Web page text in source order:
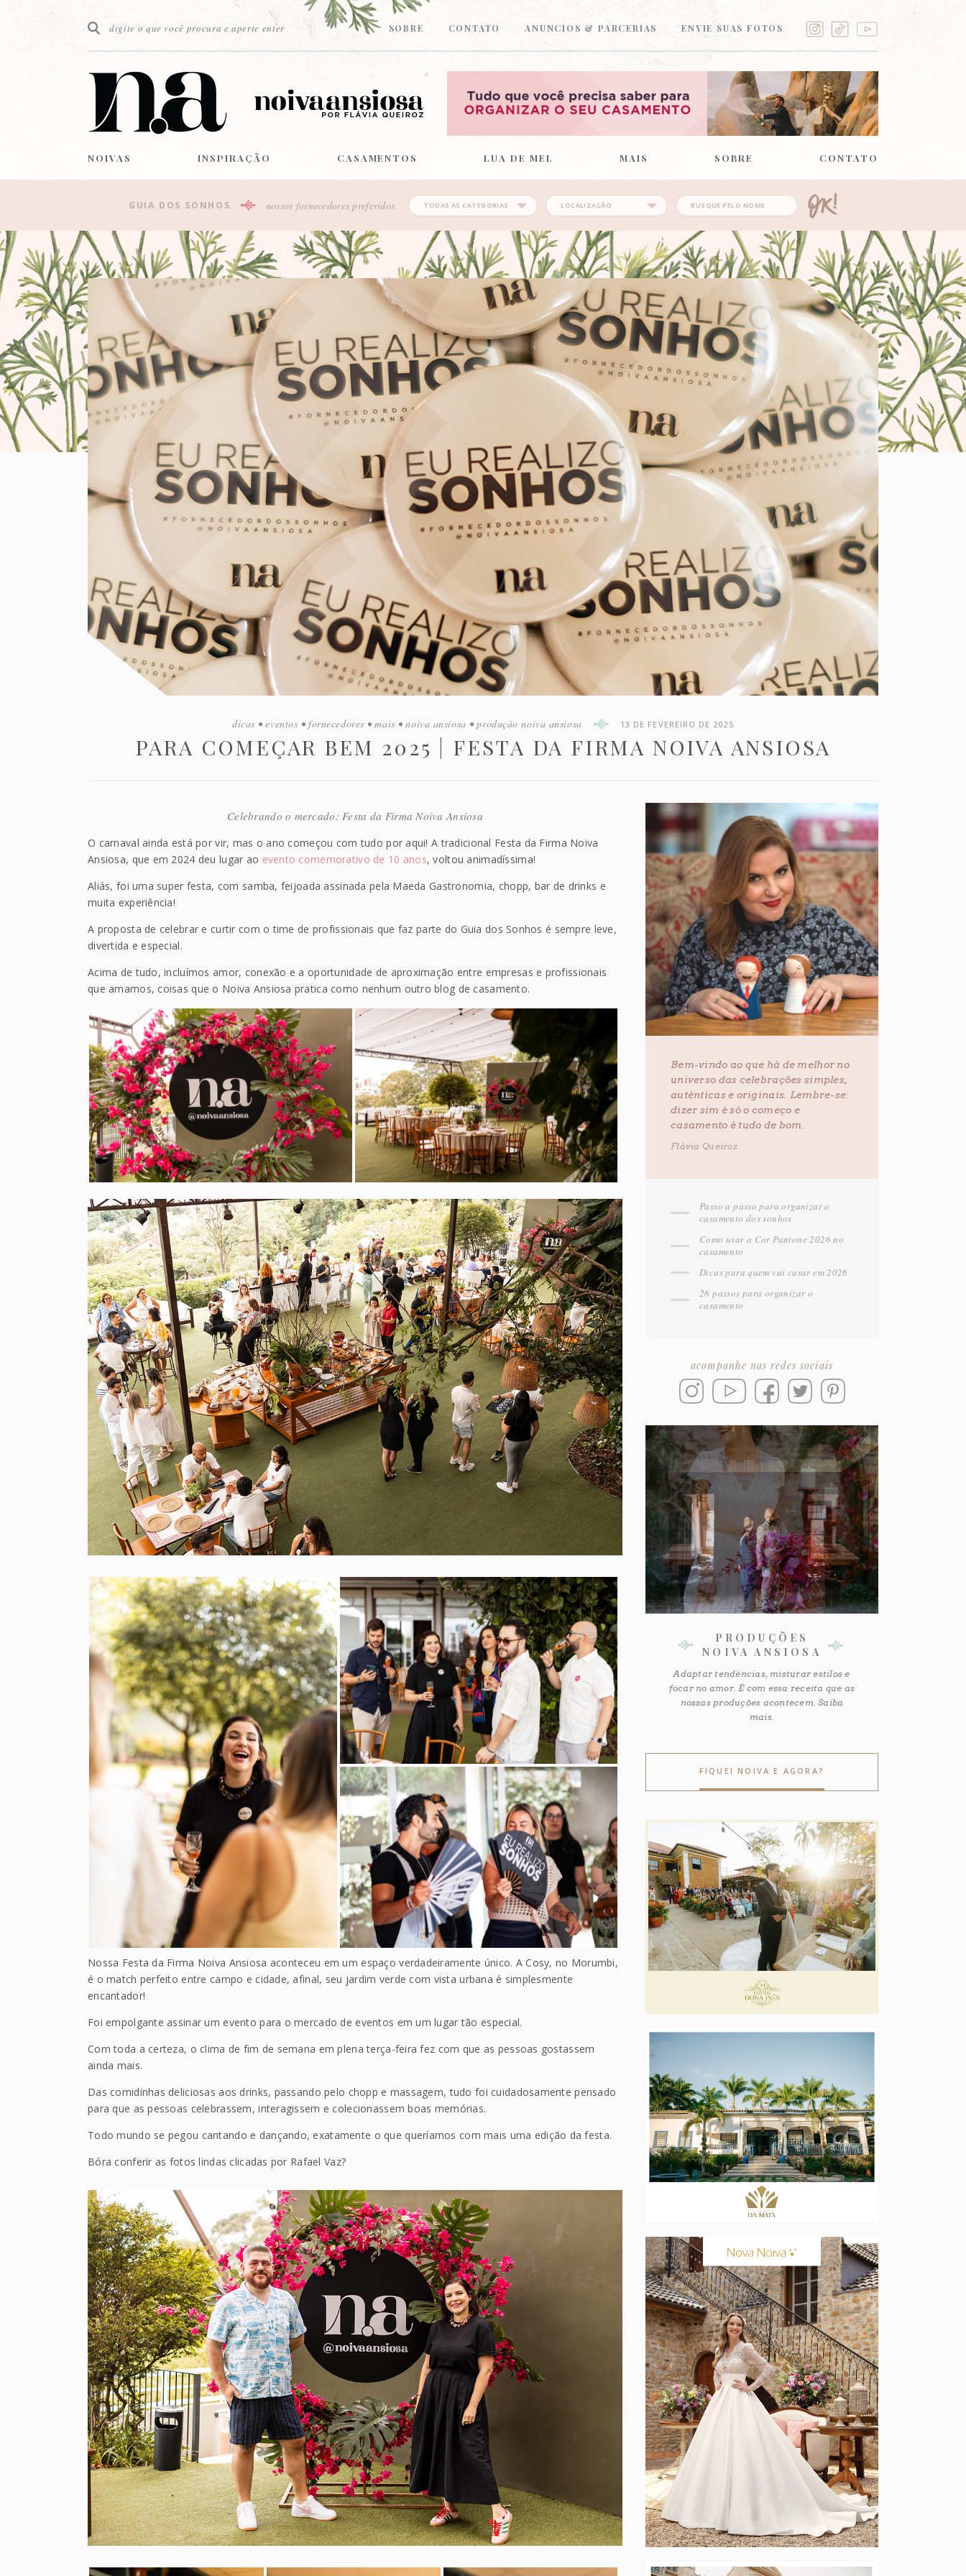
SOBRE CONTATO ANUNCIOS & PARCERIAS ENVIE SUAS FOTOS
NOIVAS INSPIRAÇÃO CASAMENTOS LUA DE MEL MAIS SOBRE CONTATO
GUIA DOS SONHOS nossos fornecedores preferidos
dicas • eventos • fornecedores • mais • noiva ansiosa • produção noiva ansiosa 13 DE FEVEREIRO DE 2025
PARA COMEÇAR BEM 2025 | FESTA DA FIRMA NOIVA ANSIOSA
Celebrando o mercado: Festa da Firma Noiva Ansiosa
O carnaval ainda está por vir, mas o ano começou com tudo por aqui! A tradicional Festa da Firma Noiva
Ansiosa, que em 2024 deu lugar ao evento comemorativo de 10 anos, voltou animadíssima!
Aliás, foi uma super festa, com samba, feijoada assinada pela Maeda Gastronomia, chopp, bar de drinks e
muita experiência!
A proposta de celebrar e curtir com o time de profissionais que faz parte do Guia dos Sonhos é sempre leve,
divertida e especial.
Acima de tudo, incluímos amor, conexão e a oportunidade de aproximação entre empresas e profissionais
que amamos, coisas que o Noiva Ansiosa pratica como nenhum outro blog de casamento.
Nossa Festa da Firma Noiva Ansiosa aconteceu em um espaço verdadeiramente único. A Cosy, no Morumbi,
é o match perfeito entre campo e cidade, afinal, seu jardim verde com vista urbana é simplesmente
encantador!
Foi empolgante assinar um evento para o mercado de eventos em um lugar tão especial.
Com toda a certeza, o clima de fim de semana em plena terça-feira fez com que as pessoas gostassem
ainda mais.
Das comidinhas deliciosas aos drinks, passando pelo chopp e massagem, tudo foi cuidadosamente pensado
para que as pessoas celebrassem, interagissem e colecionassem boas memórias.
Todo mundo se pegou cantando e dançando, exatamente o que queríamos com mais uma edição da festa.
Bóra conferir as fotos lindas clicadas por Rafael Vaz?
Bem-vindo ao que há de melhor no
universo das celebrações simples,
autênticas e originais. Lembre-se:
dizer sim é só o começo e
casamento é tudo de bom.
Flávia Queiroz
Passo a passo para organizar o
casamento dos sonhos
Como usar a Cor Pantone 2026 no
casamento
Dicas para quem vai casar em 2026
26 passos para organizar o
casamento
acompanhe nas redes sociais
PRODUÇÕES
NOIVA ANSIOSA
Adaptar tendências, misturar estilos e
focar no amor. É com essa receita que as
nossas produções acontecem. Saiba
mais.
FIQUEI NOIVA E AGORA?